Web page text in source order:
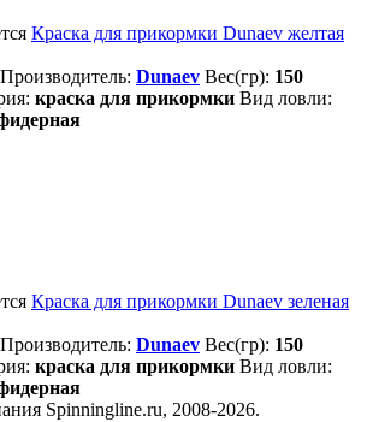
Краска для прикормки Dunaev желтая
Производитель: Dunaev Вес(гр): 150
краска для прикормки Вид ловли:
Краска для прикормки Dunaev зеленая
Производитель: Dunaev Вес(гр): 150
краска для прикормки Вид ловли:
Spinningline.ru, 2008-2026.